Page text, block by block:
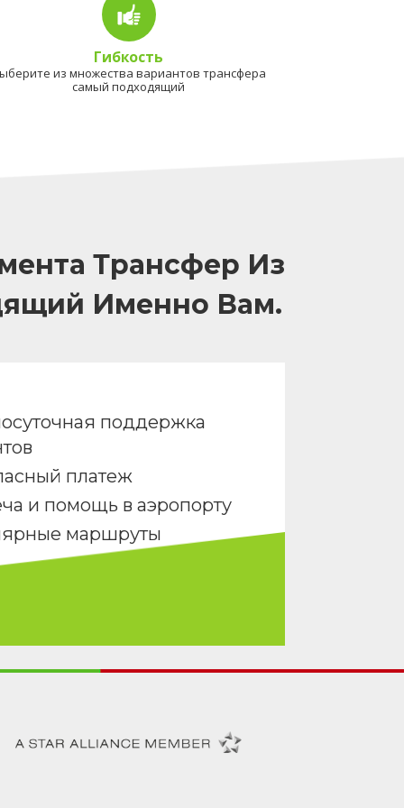
Гибкость
из множества вариантов трансфера
самый подходящий
Трансфер Из
Именно Вам.
поддержка
платеж
и помощь в аэропорту
маршруты